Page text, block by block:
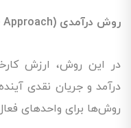
روش درآمدی (Income Approach)
در این روش، ارزش
درآمد و جریان نقدی
روش‌ها برای واحدهای